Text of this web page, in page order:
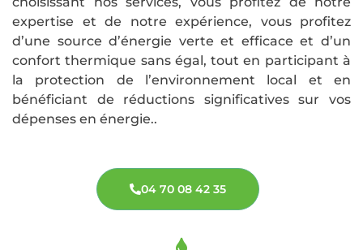
expertise et de notre expérience, vous profitez
d’une source d’énergie verte et efficace et d’un
confort thermique sans égal, tout en participant à
la protection de l’environnement local et en
bénéficiant de réductions significatives sur vos
dépenses en énergie..
04 70 08 42 35